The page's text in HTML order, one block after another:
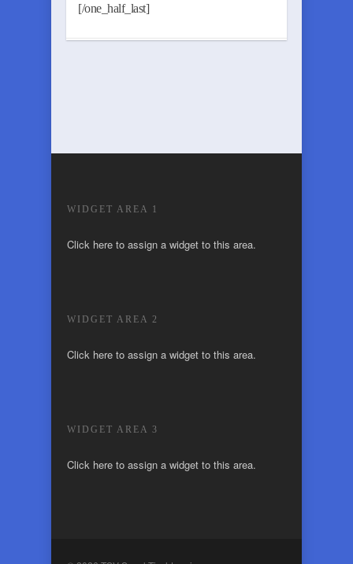
[/one_half_last]
WIDGET AREA 1
Click here to assign a widget to this area.
WIDGET AREA 2
Click here to assign a widget to this area.
WIDGET AREA 3
Click here to assign a widget to this area.